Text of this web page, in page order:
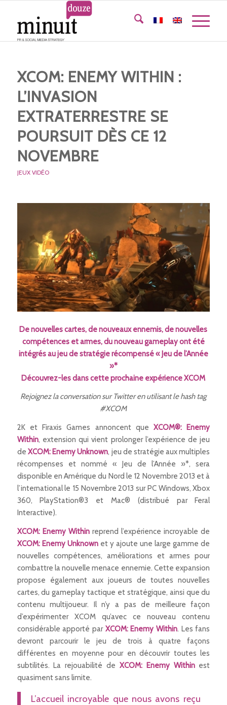
XCOM: ENEMY WITHIN :
L’INVASION
EXTRATERRESTRE SE
POURSUIT DÈS CE 12
NOVEMBRE
JEUX VIDÉO
De nouvelles cartes, de nouveaux ennemis, de nouvelles
compétences et armes, du nouveau gameplay ont été
intégrés au jeu de stratégie récompensé « Jeu de l’Année
»*
Découvrez-les dans cette prochaine expérience XCOM
Rejoignez la conversation sur Twitter en utilisant le hash tag
#XCOM
2K et Firaxis Games annoncent queXCOM®: Enemy
Within, extension qui vient prolonger l’expérience de jeu
de XCOM: Enemy Unknown, jeu de stratégie aux multiples
récompenses et nommé « Jeu de l’Année »*, sera
disponible en Amérique du Nord le 12 Novembre 2013 et à
l’international le 15 Novembre 2013 sur PC Windows, Xbox
360, PlayStation®3 et Mac® (distribué par Feral
Interactive).
XCOM: Enemy Withinreprend l’expérience incroyable de
XCOM: Enemy Unknownet y ajoute une large gamme de
nouvelles compétences, améliorations et armes pour
combattre la nouvelle menace ennemie. Cette expansion
propose également aux joueurs de toutes nouvelles
cartes, du gameplay tactique et stratégique, ainsi que du
contenu multijoueur. Il n’y a pas de meilleure façon
d’expérimenter XCOM qu’avec ce nouveau contenu
considérable apporté par XCOM: Enemy Within. Les fans
devront parcourir le jeu de trois à quatre façons
différentes en moyenne pour en découvrir toutes les
subtilités. La rejouabilité de XCOM: Enemy Withinest
quasiment sans limite.
L’accueil incroyable que nous avons reçu